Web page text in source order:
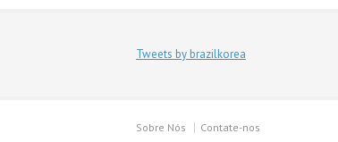
Tweets by brazilkorea
Sobre Nós
Contate-nos